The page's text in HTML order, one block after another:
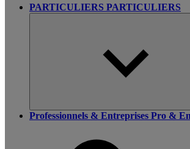
PARTICULIERS PARTICULIERS
Professionnels & Entreprises Pro &